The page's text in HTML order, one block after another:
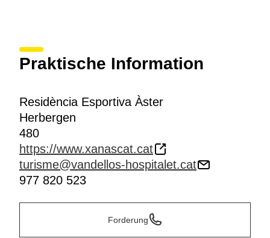
Praktische Information
Residència Esportiva Àster
Herbergen
480
https://www.xanascat.cat
turisme@vandellos-hospitalet.cat
977 820 523
Forderung